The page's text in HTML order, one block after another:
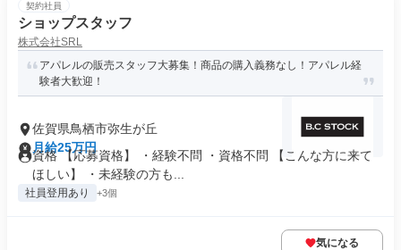
契約社員
ショップスタッフ
株式会社SRL
アパレルの販売スタッフ大募集！商品の購入義務なし！アパレル経
験者大歓迎！
佐賀県鳥栖市弥生が丘
月給25万円
資格 【応募資格】 ・経験不問 ・資格不問 【こんな方に来て
ほしい】 ・未経験の方も...
社員登用あり +3個
気になる